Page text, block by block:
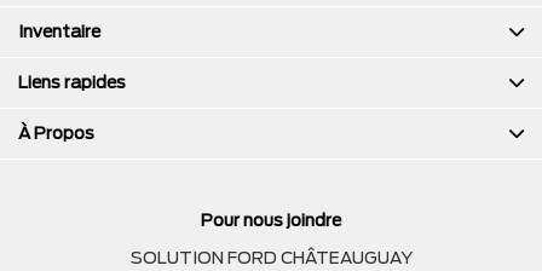
Pour nous joindre
SOLUTION FORD CHÂTEAUGUAY
Inventaire
Liens rapides
À Propos